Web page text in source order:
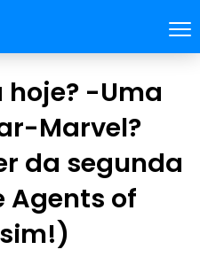
hoje? -Uma
Marvel?
da segunda
Agents of